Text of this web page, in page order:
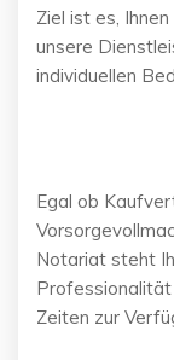
Ziel ist es,
unsere
individuellen
Egal ob
Notariat steht
Zeiten zur